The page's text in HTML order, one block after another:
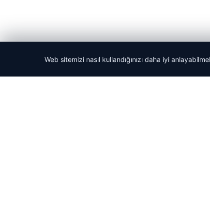
Web sitemizi nasıl kullandığınızı daha iyi